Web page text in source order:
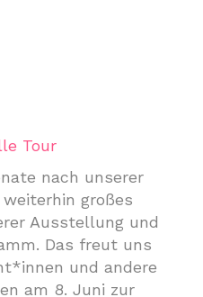
Tour
nach unserer
großes
Ausstellung und
Das freut uns
und andere
am 8. Juni zur